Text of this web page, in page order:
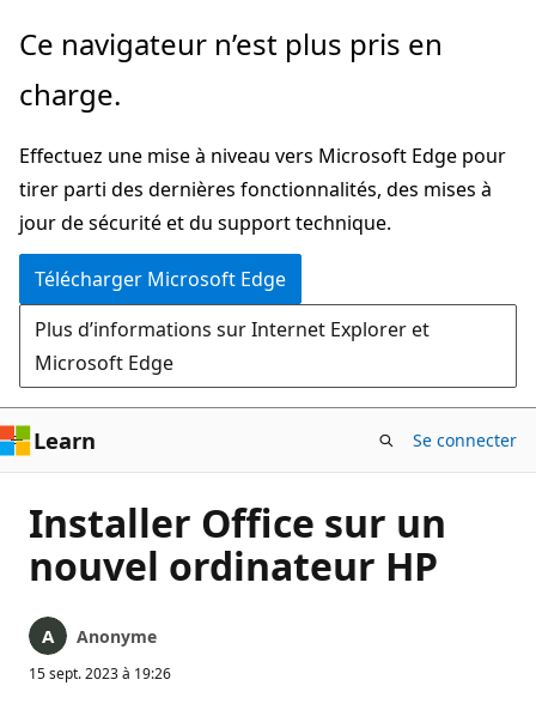
Passer
directement
au
principal
Ce navigateur n’est plus pris en
charge.
Effectuez une mise à niveau vers Microsoft Edge pour
tirer parti des dernières fonctionnalités, des mises à
jour de sécurité et du support technique.
Télécharger Microsoft Edge
Plus d’informations sur Internet Explorer et
Microsoft Edge
Learn Se connecter
Installer Office sur un
nouvel ordinateur HP
Anonyme
15 sept. 2023 à 19:26